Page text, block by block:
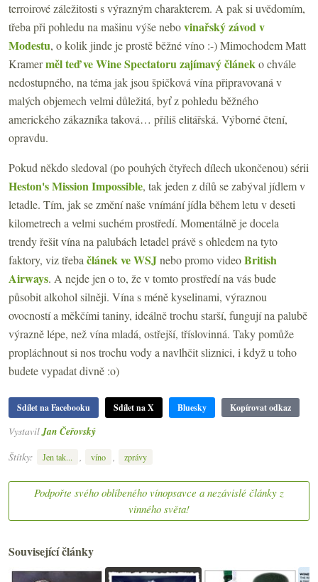
terroirové záležitosti s výrazným charakterem. A pak si uvědomím,
třeba při pohledu na mašinu výše nebovinařský závod v
Modestu, o kolik jinde je prostě běžné víno :-) Mimochodem Matt
Kramerměl teď ve Wine Spectatoru zajímavý článeko chvále
nedostupného, na téma jak jsou špičková vína připravovaná v
malých objemech velmi důležitá, byť z pohledu běžného
amerického zákazníka taková… příliš elitářská. Výborné čtení,
opravdu.
Pokud někdo sledoval (po pouhých čtyřech dílech ukončenou) sérii
Heston's Mission Impossible, tak jeden z dílů se zabýval jídlem v
letadle. Tím, jak se změní naše vnímání jídla během letu v deseti
kilometrech a velmi suchém prostředí. Momentálně je docela
trendy řešit vína na palubách letadel právě s ohledem na tyto
faktory, viz třeba článek ve WSJnebo promo videoBritish
Airways. A nejde jen o to, že v tomto prostředí na vás bude
působit alkohol silněji. Vína s méně kyselinami, výraznou
ovocností a měkčími taniny, ideálně trochu starší, fungují na palubě
výrazně lépe, než vína mladá, ostřejší, tříslovinná. Taky pomůže
propláchnout si nos trochu vody a navlhčit sliznici, i když u toho
budete vypadat divně :o)
Sdílet na Facebooku Sdílet na X Bluesky Kopírovat odkaz
Vystavil Jan Čeřovský
Štítky:
Jen tak... , víno , zprávy
Podpořte svého oblíbeného vínopsavce a nezávislé články z
vinného světa!
Související články